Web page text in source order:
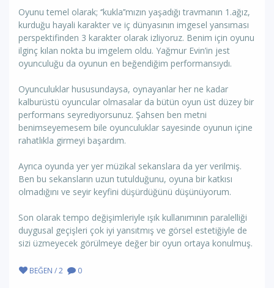
Oyunu temel olarak; ‘’kukla’’mızın yaşadığı travmanın 1.ağız,
kurduğu hayali karakter ve iç dünyasının imgesel yansıması
perspektifinden 3 karakter olarak izliyoruz. Benim için oyunu
ilginç kılan nokta bu imgelem oldu. Yağmur Evin’in jest
oyunculuğu da oyunun en beğendiğim performansıydı.
Oyunculuklar hususundaysa, oynayanlar her ne kadar
kalburüstü oyuncular olmasalar da bütün oyun üst düzey bir
performans seyrediyorsunuz. Şahsen ben metni
benimseyemesem bile oyunculuklar sayesinde oyunun içine
rahatlıkla girmeyi başardım.
Ayrıca oyunda yer yer müzikal sekanslara da yer verilmiş.
Ben bu sekansların uzun tutulduğunu, oyuna bir katkısı
olmadığını ve seyir keyfini düşürdüğünü düşünüyorum.
Son olarak tempo değişimleriyle ışık kullanımının paralelliği
duygusal geçişleri çok iyi yansıtmış ve görsel estetiğiyle de
sizi üzmeyecek görülmeye değer bir oyun ortaya konulmuş.
BEĞEN / 2 0